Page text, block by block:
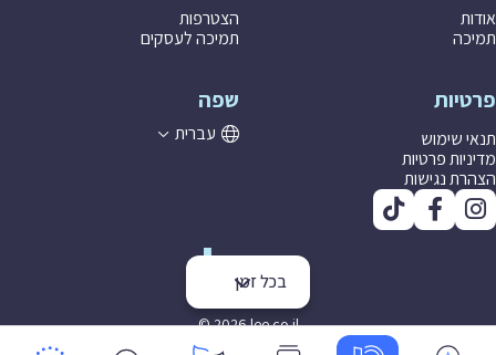
בכל זמן
אודות
תמיכה
הצטרפות
תמיכה לעסקים
פרטיות
תנאי שימוש
מדיניות פרטיות
הצהרת נגישות
שפה
עברית
© 2026 lee co il